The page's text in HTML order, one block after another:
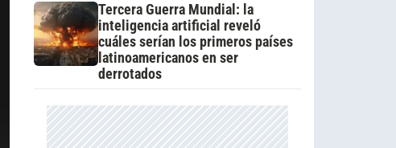
Tercera Guerra Mundial: la
inteligencia artificial reveló
cuáles serían los primeros países
latinoamericanos en ser
derrotados